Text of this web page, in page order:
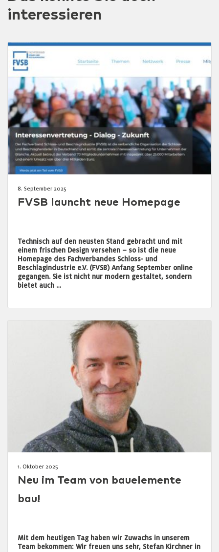
interessieren
8. September 2025
FVSB launcht neue Homepage
Technisch auf den neusten Stand gebracht und mit
einem frischen Design versehen – so ist die neue
Homepage des Fachverbandes Schloss- und
Beschlagindustrie e.V. (FVSB) Anfang September online
gegangen. Sie ist nicht nur modern gestaltet, sondern
bietet auch …
1. Oktober 2025
Neu im Team von bauelemente
bau!
Mit dem heutigen Tag haben wir Zuwachs in unserem
Team bekommen: Wir freuen uns sehr, Stefan Kirchner in